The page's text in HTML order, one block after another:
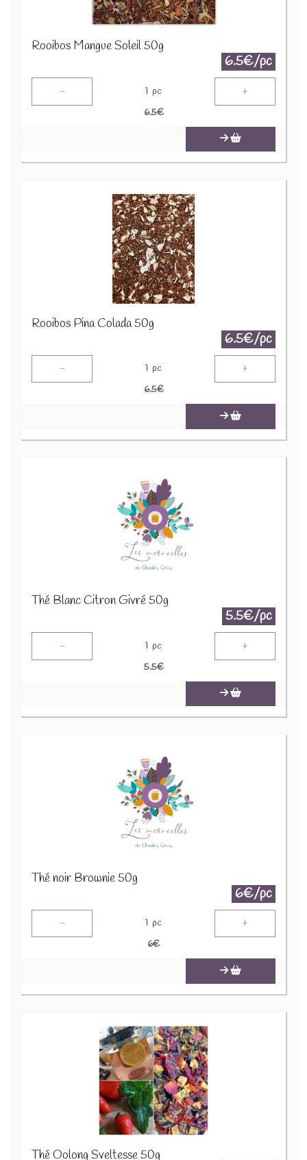
Rooibos Mangue Soleil 50g
6.5€/pc
- 1 pc +
6.5€
Rooibos Pina Colada 50g
6.5€/pc
- 1 pc +
6.5€
Thé Blanc Citron Givré 50g
5.5€/pc
- 1 pc +
5.5€
Thé noir Brownie 50g
6€/pc
- 1 pc +
6€
Thé Oolong Sveltesse 50g